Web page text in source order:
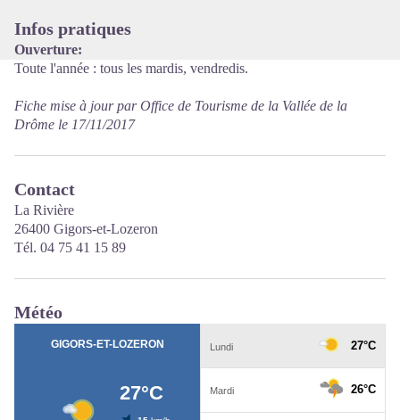
Infos pratiques
Ouverture:
Toute l'année : tous les mardis, vendredis.
Fiche mise à jour par Office de Tourisme de la Vallée de la
Drôme le 17/11/2017
Contact
La Rivière
26400 Gigors-et-Lozeron
Tél. 04 75 41 15 89
Météo